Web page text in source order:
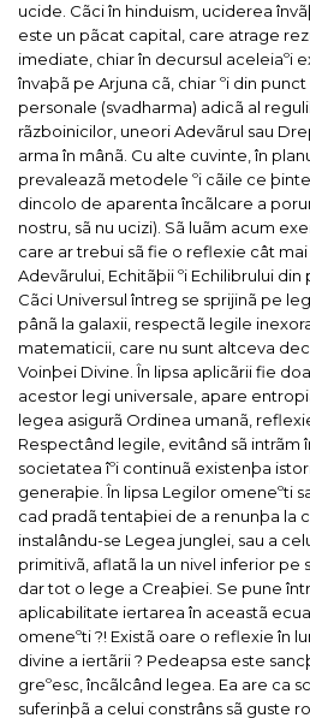
ucide. Cãci în hinduism, uciderea
este un pãcat capital, care atrage
imediate, chiar în decursul aceleiaºi
învaþã pe Arjuna cã, chiar ºi din
personale (svadharma) adicã al
rãzboinicilor, uneori Adevãrul sau
arma în mânã. Cu alte cuvinte, în
prevaleazã metodele ºi cãile ce
dincolo de aparenta încãlcare a
nostru, sã nu ucizi). Sã luãm acum
care ar trebui sã fie o reflexie cât
Adevãrului, Echitãþii ºi Echilibrului
Cãci Universul întreg se sprijinã pe
pânã la galaxii, respectã legile
matematicii, care nu sunt altceva
Voinþei Divine. În lipsa aplicãrii fie
acestor legi universale, apare
legea asigurã Ordinea umanã,
Respectând legile, evitând sã intrãm
societatea îºi continuã existenþa
generaþie. În lipsa Legilor omeneºti
cad pradã tentaþiei de a renunþa la
instalându-se Legea junglei, sau a
primitivã, aflatã la un nivel inferior pe
dar tot o lege a Creaþiei. Se pune
aplicabilitate iertarea în aceastã
omeneºti ?! Existã oare o reflexie în
divine a iertãrii ? Pedeapsa este
greºesc, încãlcând legea. Ea are ca
suferinþã a celui constrâns sã guste